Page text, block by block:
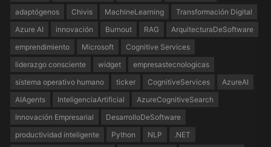
adaptógenos
Chivis MachineLearning
Transformación Digital
Azure AI
innovación Burnout RAG
ArquitecturaDeSoftware
emprendimiento
Microsoft
Cognitive Services
liderazgo consciente
widget
empresastecnologicas
sistema operativo humano
ticker CognitiveServices
AzureAI
AIAgents
InteligenciaArtificial
AzureCognitiveSearch
Innovación Empresarial
DesarrolloDeSoftware
productividad inteligente
Python NLP
.NET